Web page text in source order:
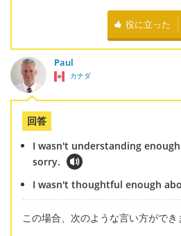
役に立った
Paul
カナダ
回答
I wasn't understanding
sorry.
I wasn't thoughtful enough
この場合、次のような言い方ができ